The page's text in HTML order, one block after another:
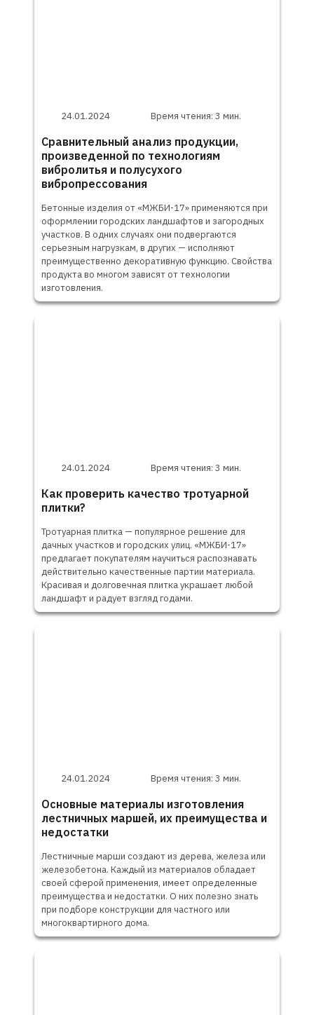
24.01.2024 Время чтения: 3 мин.
Сравнительный анализ продукции,
произведенной по технологиям
вибролитья и полусухого
вибропрессования
Бетонные изделия от «МЖБИ-17» применяются при
оформлении городских ландшафтов и загородных
участков. В одних случаях они подвергаются
серьезным нагрузкам, в других — исполняют
преимущественно декоративную функцию. Свойства
продукта во многом зависят от технологии
изготовления.
24.01.2024 Время чтения: 3 мин.
Как проверить качество тротуарной
плитки?
Тротуарная плитка — популярное решение для
дачных участков и городских улиц. «МЖБИ-17»
предлагает покупателям научиться распознавать
действительно качественные партии материала.
Красивая и долговечная плитка украшает любой
ландшафт и радует взгляд годами.
24.01.2024 Время чтения: 3 мин.
Основные материалы изготовления
лестничных маршей, их преимущества и
недостатки
Лестничные марши создают из дерева, железа или
железобетона. Каждый из материалов обладает
своей сферой применения, имеет определенные
преимущества и недостатки. О них полезно знать
при подборе конструкции для частного или
многоквартирного дома.